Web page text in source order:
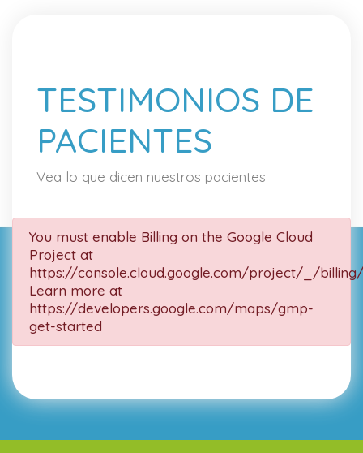
TESTIMONIOS DE
PACIENTES
Vea lo que dicen nuestros pacientes
You must enable Billing on the Google Cloud
Project at
https://console.cloud.google.com/project/_/
Learn more at
https://developers.google.com/maps/gmp-
get-started